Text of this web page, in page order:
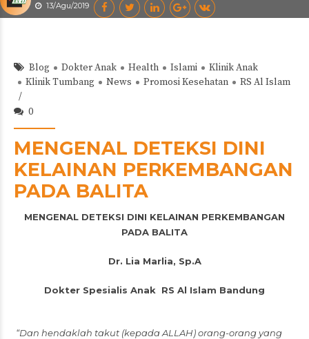
13/Agu/2019
Blog Dokter Anak Health Islami
Klinik Anak
Klinik Tumbang
News Promosi Kesehatan RS Al Islam
0
MENGENAL DETEKSI DINI
KELAINAN PERKEMBANGAN
PADA BALITA
MENGENAL DETEKSI DINI KELAINAN PERKEMBANGAN
PADA BALITA
Dr. Lia Marlia, Sp.A
Dokter Spesialis Anak RS Al Islam Bandung
“Dan hendaklah takut (kepada ALLAH) orang-orang yang